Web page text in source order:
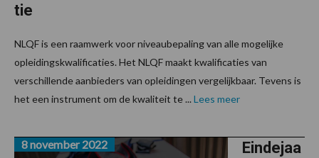
tie
NLQF is een raamwerk voor niveaubepaling van alle mogelijke
opleidingskwalificaties. Het NLQF maakt kwalificaties van
verschillende aanbieders van opleidingen vergelijkbaar. Tevens is
het een instrument om de kwaliteit te ...Lees meer
Eindejaa
8 november 2022